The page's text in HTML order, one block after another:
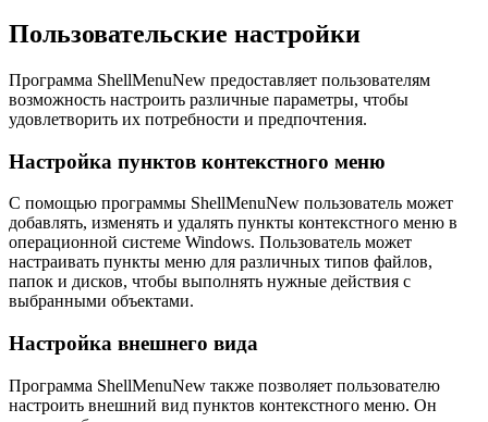
Пользовательские настройки
Программа ShellMenuNew предоставляет пользователям
возможность настроить различные параметры, чтобы
удовлетворить их потребности и предпочтения.
Настройка пунктов контекстного меню
С помощью программы ShellMenuNew пользователь может
добавлять, изменять и удалять пункты контекстного меню в
операционной системе Windows. Пользователь может
настраивать пункты меню для различных типов файлов,
папок и дисков, чтобы выполнять нужные действия с
выбранными объектами.
Настройка внешнего вида
Программа ShellMenuNew также позволяет пользователю
настроить внешний вид пунктов контекстного меню. Он